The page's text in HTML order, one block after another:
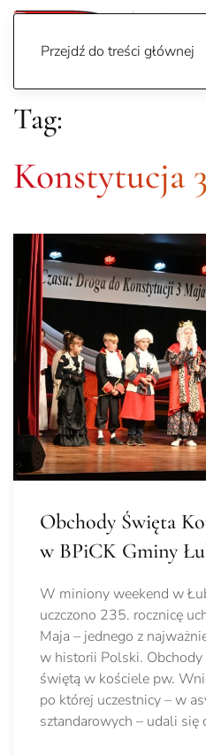
Przejdź do treści głównej
Tag:
Konstytucja
Obchody Święta
w BPiCK Gminy
W miniony weekend w
uczczono 235. rocznicę
Maja – jednego z
w historii Polski. Obchody
świętą w kościele pw.
po której uczestnicy – w
sztandarowych – udali